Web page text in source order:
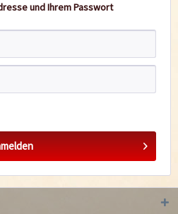
und Ihrem Passwort